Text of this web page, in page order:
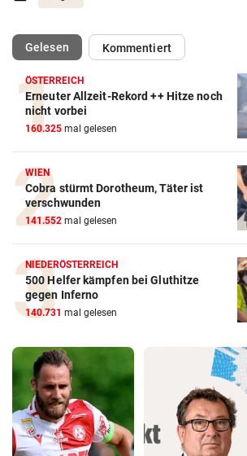
Gelesen(ausgewählt)Kommentiert
ÖSTERREICH
Erneuter Allzeit-Rekord ++ Hitze noch
nicht vorbei
160.325 mal gelesen
WIEN
Cobra stürmt Dorotheum, Täter ist
verschwunden
141.552 mal gelesen
NIEDERÖSTERREICH
500 Helfer kämpfen bei Gluthitze
gegen Inferno
140.731 mal gelesen